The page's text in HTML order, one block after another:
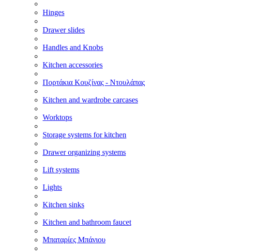
Hinges
Drawer slides
Handles and Knobs
Kitchen accessories
Πορτάκια Κουζίνας - Ντουλάπας
Kitchen and wardrobe carcases
Worktops
Storage systems for kitchen
Drawer organizing systems
Lift systems
Lights
Kitchen sinks
Kitchen and bathroom faucet
Μπαταρίες Μπάνιου